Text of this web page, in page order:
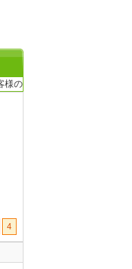
来店をお待ちしております
4